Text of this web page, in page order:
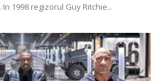
1998 regizorul Guy Ritchie...